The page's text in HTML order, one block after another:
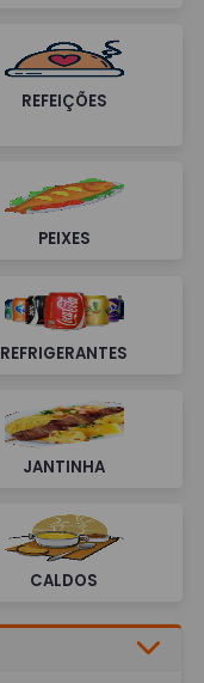
REFEIÇÕES
PEIXES
REFRIGERANTES
JANTINHA
CALDOS